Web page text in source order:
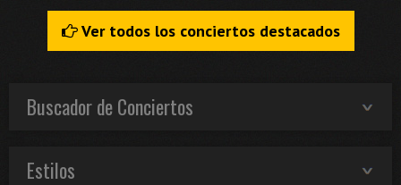
Ver todos los conciertos destacados
Buscador de Conciertos
Estilos